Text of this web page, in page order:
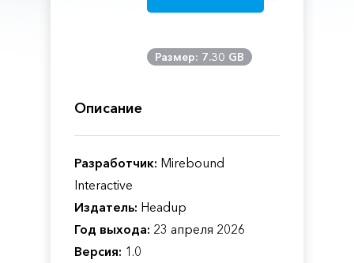
Размер: 7.30 GB
Описание
Разработчик: Mirebound
Interactive
Издатель: Headup
Год выхода: 23 апреля 2026
Версия: 1.0